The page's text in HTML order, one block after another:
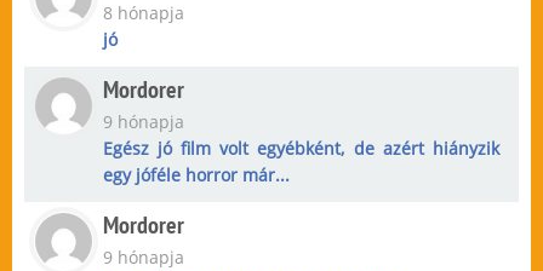
8 hónapja
jó
Mordorer
9 hónapja
Egész jó film volt egyébként, de azért hiányzik
egy jóféle horror már...
Mordorer
9 hónapja